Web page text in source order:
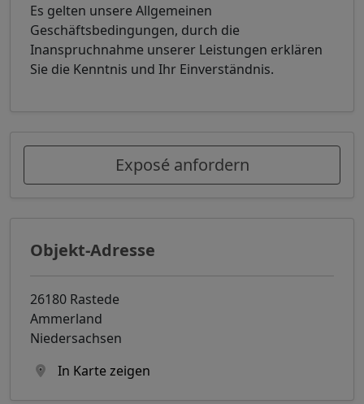
Es gelten unsere Allgemeinen
Geschäftsbedingungen, durch die
Inanspruchnahme unserer Leistungen erklären
Sie die Kenntnis und Ihr Einverständnis.
Exposé anfordern
Objekt-Adresse
26180 Rastede
Ammerland
Niedersachsen
In Karte zeigen